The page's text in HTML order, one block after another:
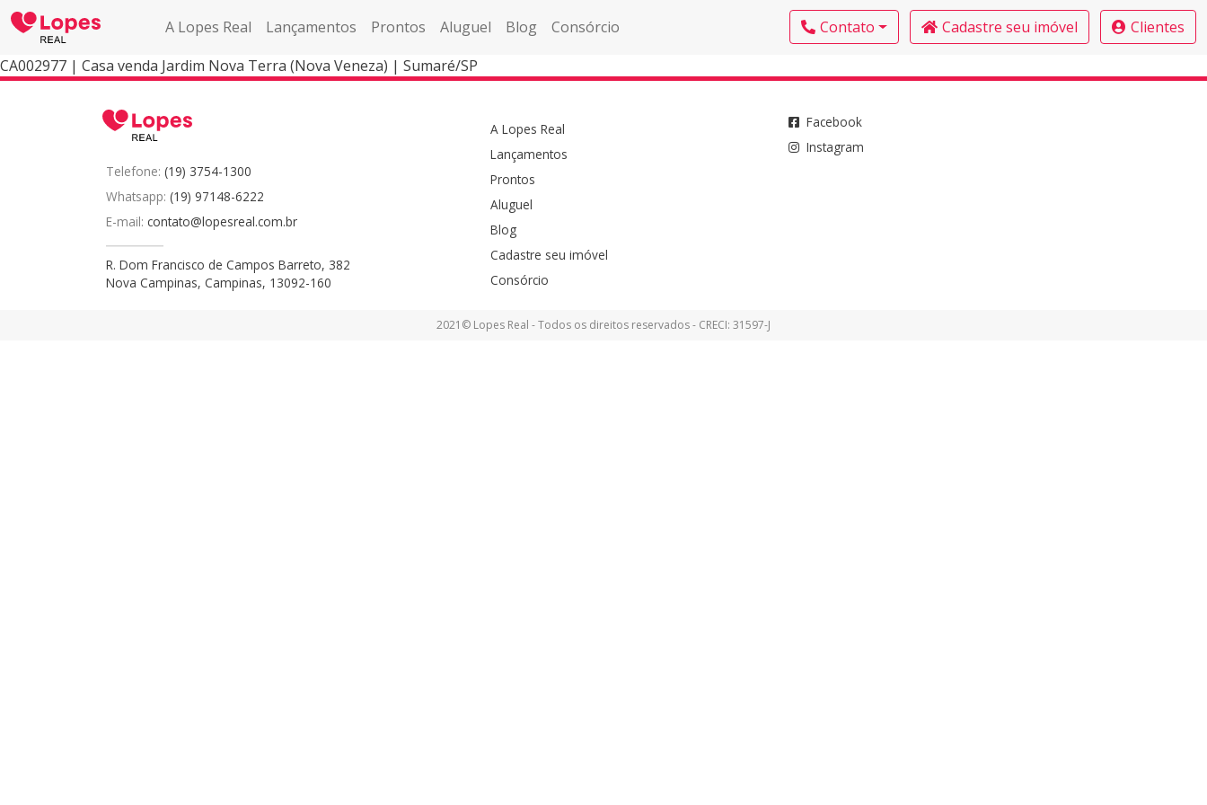
A Lopes Real Lançamentos Prontos Aluguel Blog Consórcio Contato Cadastre seu imóvel
Clientes
CA002977 | Casa venda Jardim Nova Terra (Nova Veneza) | Sumaré/SP
Telefone: (19) 3754-1300
Whatsapp: (19) 97148-6222
E-mail: contato@lopesreal.com.br
R. Dom Francisco de Campos Barreto, 382
Nova Campinas, Campinas, 13092-160
A Lopes Real
Lançamentos
Prontos
Aluguel
Blog
Cadastre seu imóvel
Consórcio
Facebook
Instagram
2021© Lopes Real - Todos os direitos reservados - CRECI: 31597-J